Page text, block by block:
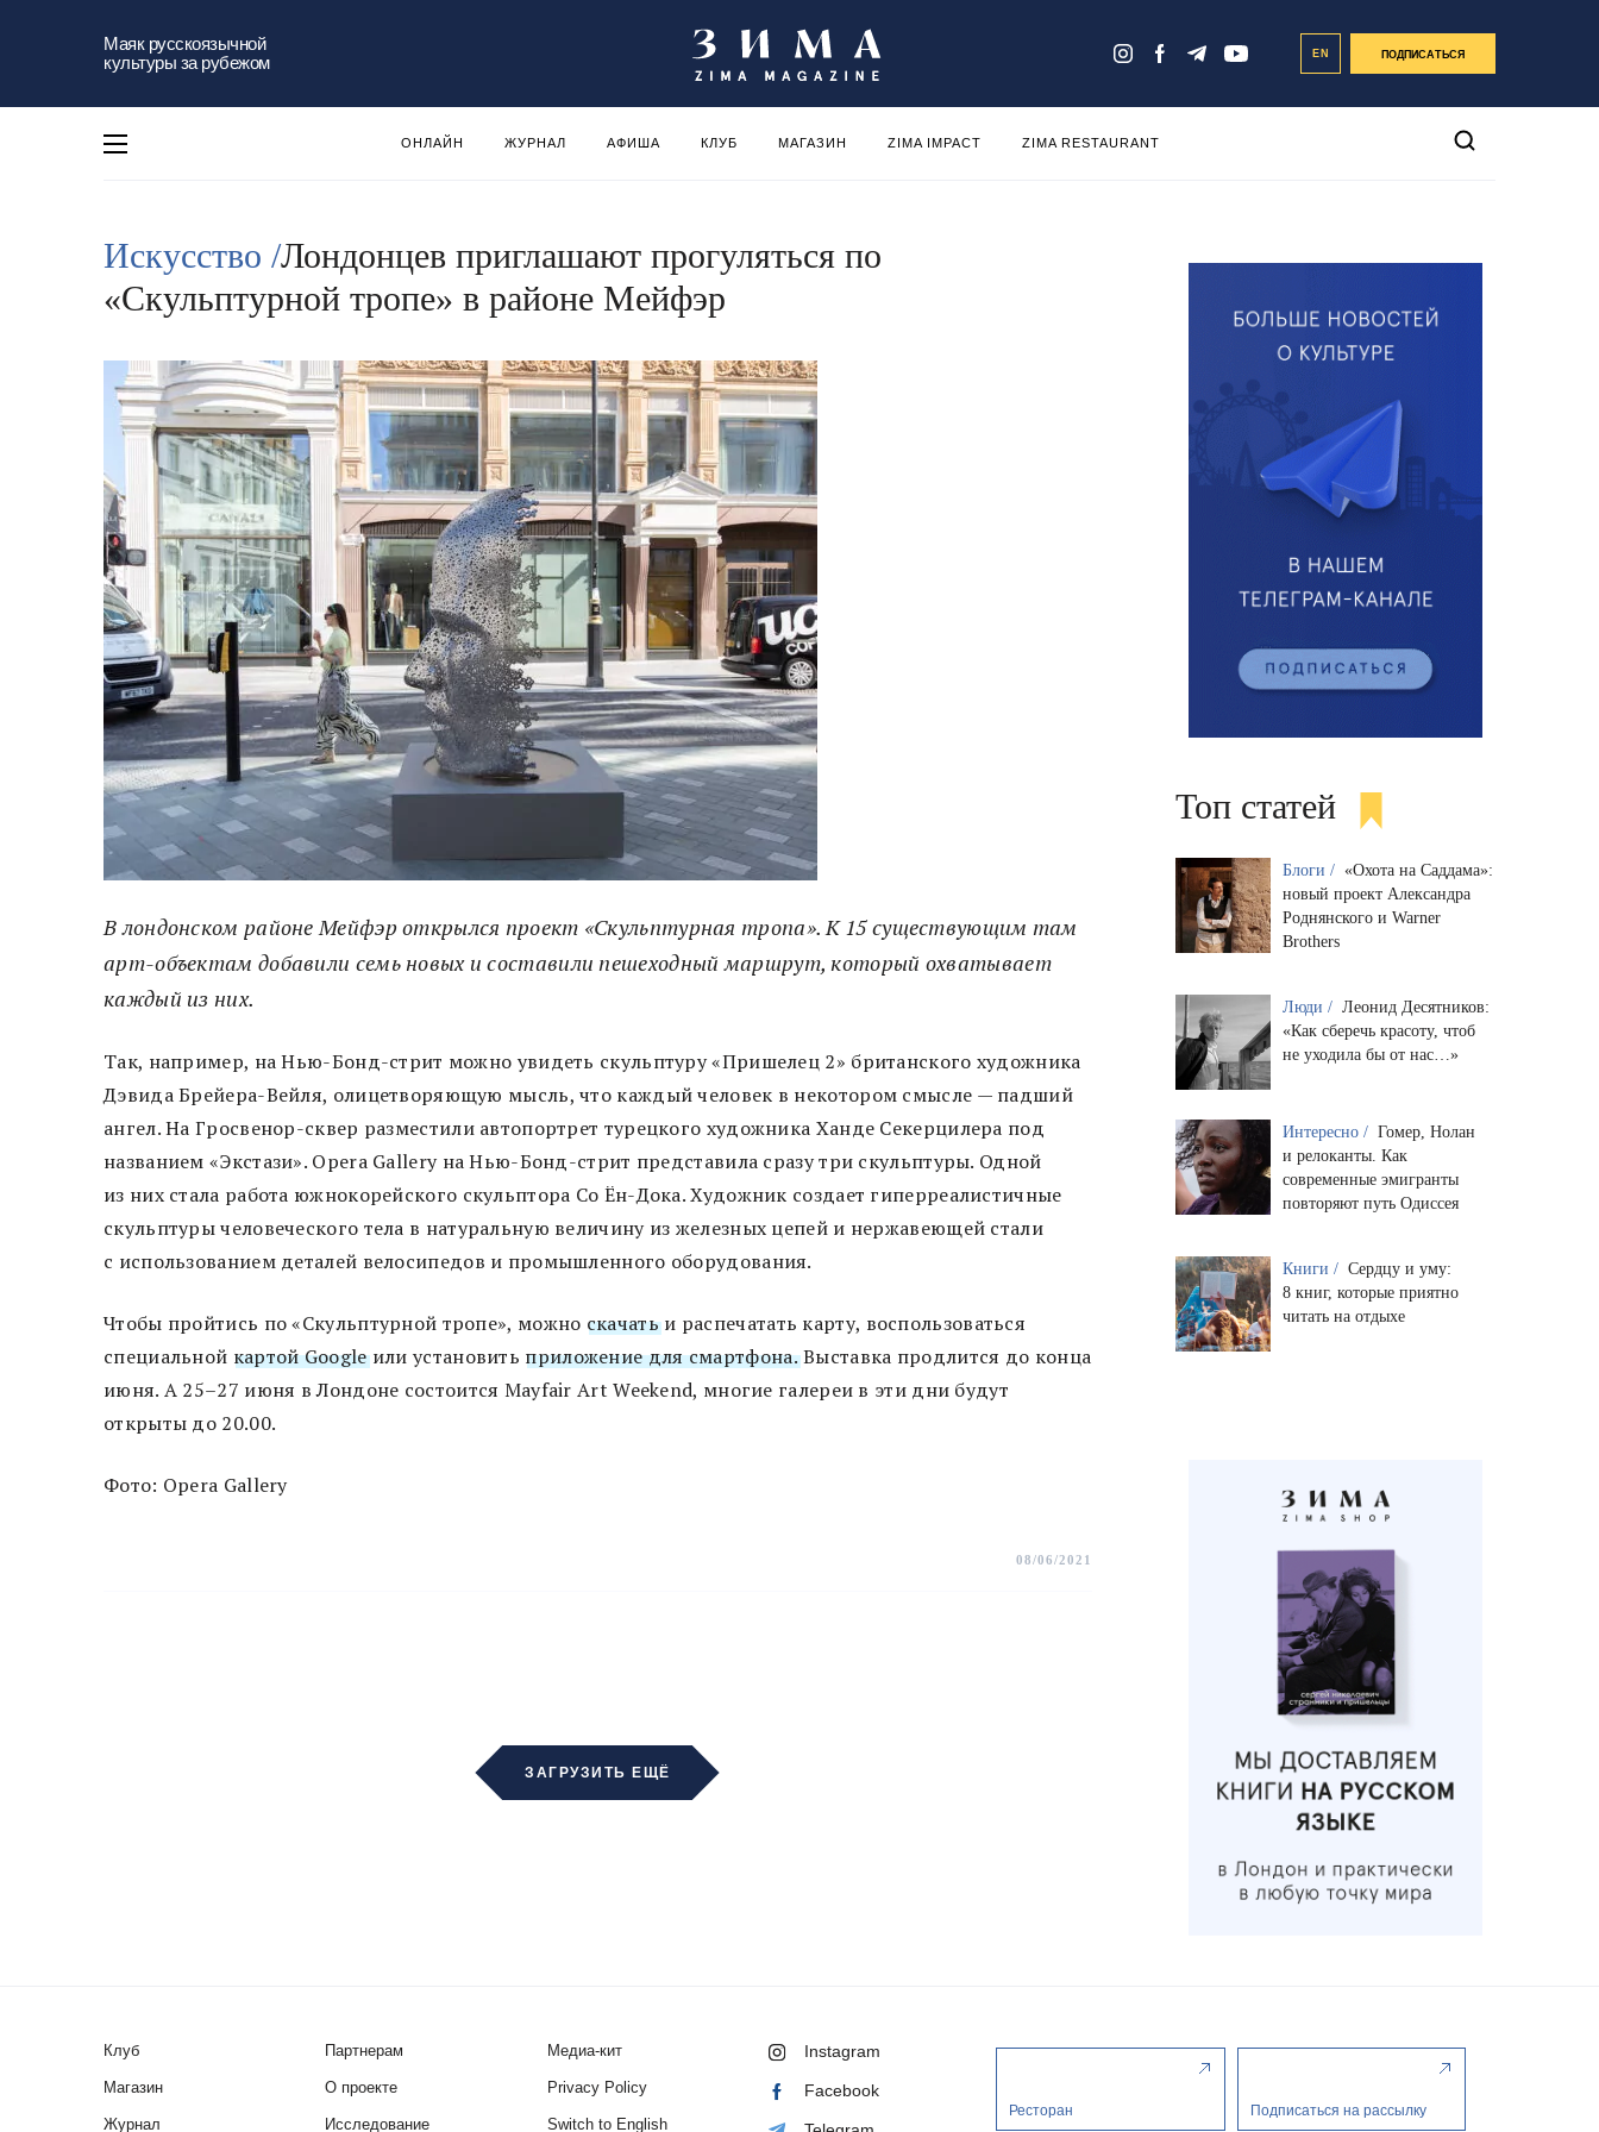
Маяк русскоязычной
культуры за рубежом
EN ПОДПИСАТЬСЯ
ОНЛАЙН ЖУРНАЛ АФИША КЛУБ МАГАЗИН ZIMA IMPACT ZIMA RESTAURANT
Искусство /Лондонцев приглашают прогуляться по
«Скульптурной тропе» в районе Мейфэр
В лондонском районе Мейфэр открылся проект «Скульптурная тропа». К 15 существующим там
арт-объектам добавили семь новых и составили пешеходный маршрут, который охватывает
каждый из них.
Так, например, на Нью-Бонд-стрит можно увидеть скульптуру «Пришелец 2» британского художника
Дэвида Брейера-Вейля, олицетворяющую мысль, что каждый человек в некотором смысле — падший
ангел. На Гросвенор-сквер разместили автопортрет турецкого художника Ханде Секерцилера под
названием «Экстази». Opera Gallery на Нью-Бонд-стрит представила сразу три скульптуры. Одной
из них стала работа южнокорейского скульптора Со Ён-Дока. Художник создает гиперреалистичные
скульптуры человеческого тела в натуральную величину из железных цепей и нержавеющей стали
с использованием деталей велосипедов и промышленного оборудования.
Чтобы пройтись по «Скульптурной тропе», можно скачатьи распечатать карту, воспользоваться
специальной картой Googleили установить приложение для смартфона.Выставка продлится до конца
июня. А 25–27 июня в Лондоне состоится Mayfair Art Weekend, многие галереи в эти дни будут
открыты до 20.00.
Фото: Opera Gallery
08/06/2021
ЗАГРУЗИТЬ ЕЩЁ
Топ статей
Блоги / «Охота на Саддама»:
новый проект Александра
Роднянского и Warner
Brothers
Люди / Леонид Десятников:
«Как сберечь красоту, чтоб
не уходила бы от нас…»
Интересно / Гомер, Нолан
и релоканты. Как
современные эмигранты
повторяют путь Одиссея
Книги / Сердцу и уму:
8 книг, которые приятно
читать на отдыхе
Клуб
Магазин
Журнал
Партнерам
О проекте
Исследование
Медиа-кит
Privacy Policy
Switch to English
Instagram
Facebook
Ресторан Подписаться на рассылку